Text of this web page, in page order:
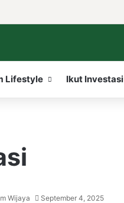
Lifestyle Ikut Investasi
Wijaya September 4, 2025